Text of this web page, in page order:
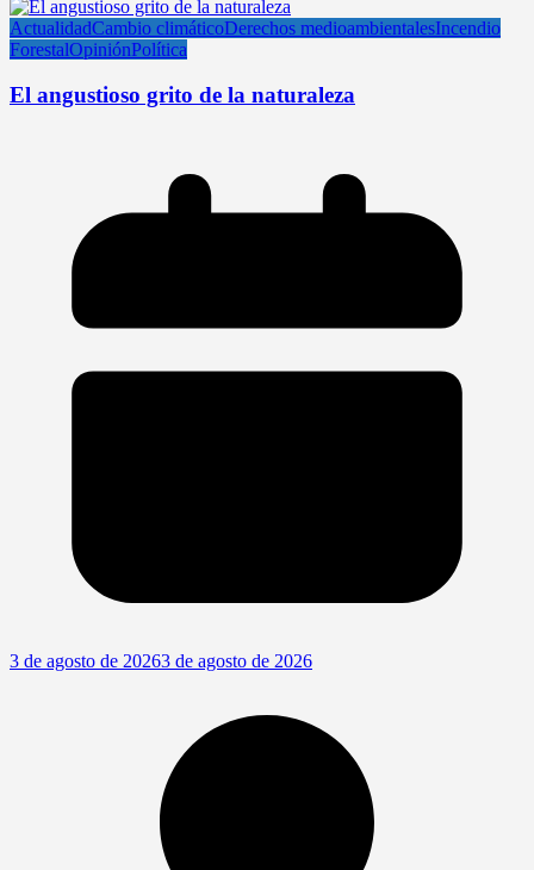
ActualidadCambio climáticoDerechos medioambientalesIncendio
ForestalOpiniónPolítica
El angustioso grito de la naturaleza
3 de agosto de 20263 de agosto de 2026